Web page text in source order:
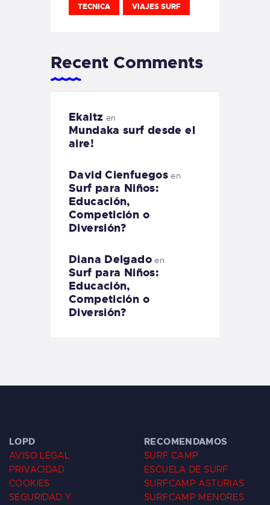
TECNICA VIAJES SURF
Recent Comments
Ekaitz en
Mundaka surf desde el
aire!
David Cienfuegos en
Surf para Niños:
Educación,
Competición o
Diversión?
Diana Delgadoen
Surf para Niños:
Educación,
Competición o
Diversión?
LOPD
AVISO LEGAL
PRIVACIDAD
COOKIES
SEGURIDAD Y
RECOMENDAMOS
SURF CAMP
ESCUELA DE SURF
SURFCAMP ASTURIAS
SURFCAMP MENORES